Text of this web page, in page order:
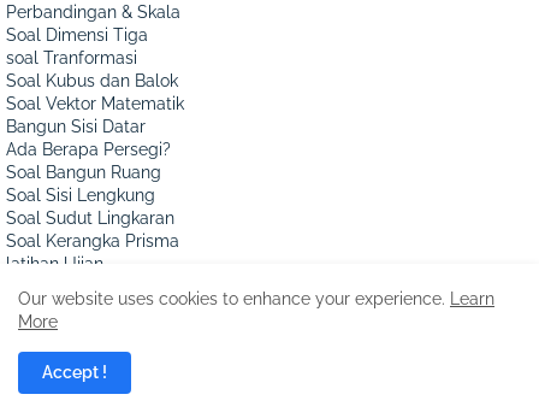
Perbandingan & Skala
Soal Dimensi Tiga
soal Tranformasi
Soal Kubus dan Balok
Soal Vektor Matematik
Bangun Sisi Datar
Ada Berapa Persegi?
Soal Bangun Ruang
Soal Sisi Lengkung
Soal Sudut Lingkaran
Soal Kerangka Prisma
latihan Ujian
Bahasa Panda UTBK
US SD Matematika
Soal US IPA SMP
US SMP Matematika
Soal Ujian IPA SD
Our website uses cookies to enhance your experience.
Learn
More
Accept !